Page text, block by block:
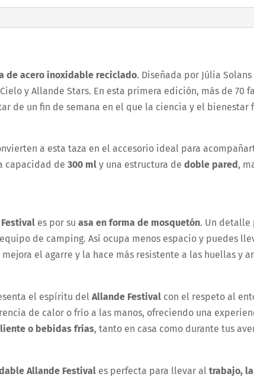
de acero inoxidable reciclado. Diseñada por Júlia
y Allande Stars. En esta primera edición, más de 70
de un fin de semana en el que la ciencia y el bienestar
a esta taza en el accesorio ideal para
capacidad de300 ml y una estructura dedoble pared,
es por suasa en forma de mosquetón. Un detalle
de camping. Así ocupa menos espacio y puedes
el agarre y la hace más resistente a las huellas y
el espíritu delAllande Festival con el respeto al
de calor o frío a las manos, ofreciendo una
o bebidas frías, tanto en casa como durante tus
Allande Festival es perfecta para llevar altrabajo,